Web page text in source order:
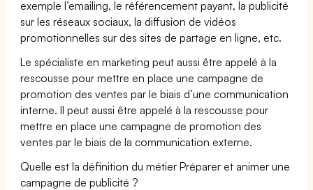
exemple l’emailing, le référencement payant, la publicité
sur les réseaux sociaux, la diffusion de vidéos
promotionnelles sur des sites de partage en ligne, etc.
Le spécialiste en marketing peut aussi être appelé à la
rescousse pour mettre en place une campagne de
promotion des ventes par le biais d’une communication
interne. Il peut aussi être appelé à la rescousse pour
mettre en place une campagne de promotion des
ventes par le biais de la communication externe.
Quelle est la définition du métier Préparer et animer une
campagne de publicité ?